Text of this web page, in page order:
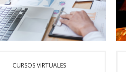
CURSOS VIRTUALES